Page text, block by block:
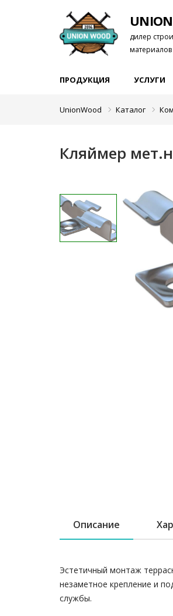
дилер
ПРОДУКЦИЯ УСЛУГИ
UnionWood Каталог
Кляймер
Описание
Эстетичный монтаж
незаметное крепление и
службы.